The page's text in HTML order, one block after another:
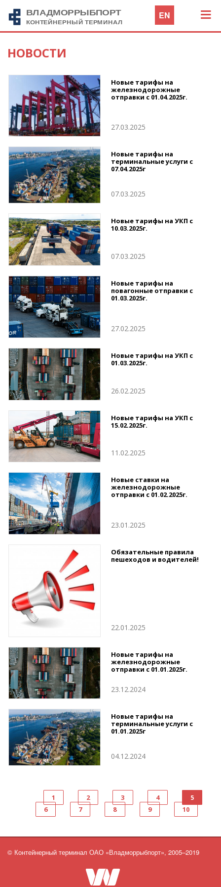
EN
НОВОСТИ
Новые тарифы на
железнодорожные
отправки с 01.04.2025г.
27.03.2025
Новые тарифы на
терминальные услуги с
07.04.2025г
07.03.2025
Новые тарифы на УКП с
10.03.2025г.
07.03.2025
Новые тарифы на
повагонные отправки с
01.03.2025г.
27.02.2025
Новые тарифы на УКП с
01.03.2025г.
26.02.2025
Новые тарифы на УКП с
15.02.2025г.
11.02.2025
Новые ставки на
железнодорожные
отправки с 01.02.2025г.
23.01.2025
Обязательные правила
пешеходов и водителей!
22.01.2025
Новые тарифы на
железнодорожные
отправки с 01.01.2025г.
23.12.2024
Новые тарифы на
терминальные услуги с
01.01.2025г
04.12.2024
1 2 3 4
5
6
7 8 9 10
© Контейнерный терминал ОАО «Владморрыбпорт», 2005–2019